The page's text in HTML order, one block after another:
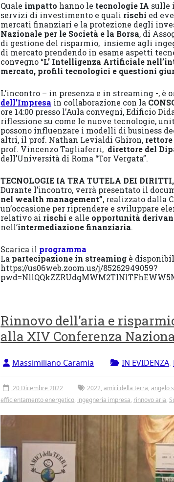
Quale impatto hanno le tecnologie IA sulle
servizi di investimento e quali rischi ed
mercati finanziari e la protezione degli
Nazionale per le Società e la Borsa, di
di gestione del risparmio, insieme agli
di mercato prendendo in esame aspetti
convegno “L’ Intelligenza Artificiale
mercato, profili tecnologici e questioni
L’incontro – in presenza e in streaming -, è
dell’Impresa in collaborazione con la
ore 14:00 presso l’Aula convegni, Edificio
riflessione su come le nuove tecnologie,
possono influenzare i modelli di business
altri, il prof. Nathan Levialdi Ghiron, rettore
prof. Vincenzo Tagliaferri, direttore del
dell’Università di Roma “Tor Vergata”.
TECNOLOGIE IA TRA TUTELA DEI
Durante l’incontro, verrà presentato il
nel wealth management”, realizzato dalla
un’occasione per riprendere e sviluppare
relativo ai rischi e alle opportunità
nell’intermediazione finanziaria.
Scarica il programma
La partecipazione in streaming è
https://us06web.zoom.us/j/85262949059?
Rinnovo dell’aria e
alla XIV Conferenza
Massimiliano Caramia IN EVIDENZA,
20 Dicembre 2022 2022, amici della terra, angelo
efficientamento energetico, ingegneria impresa, rinnovo aria,